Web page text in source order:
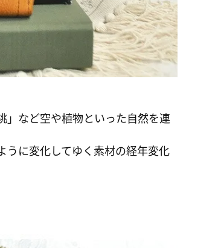
」など空や植物といった自然を連
うに変化してゆく素材の経年変化